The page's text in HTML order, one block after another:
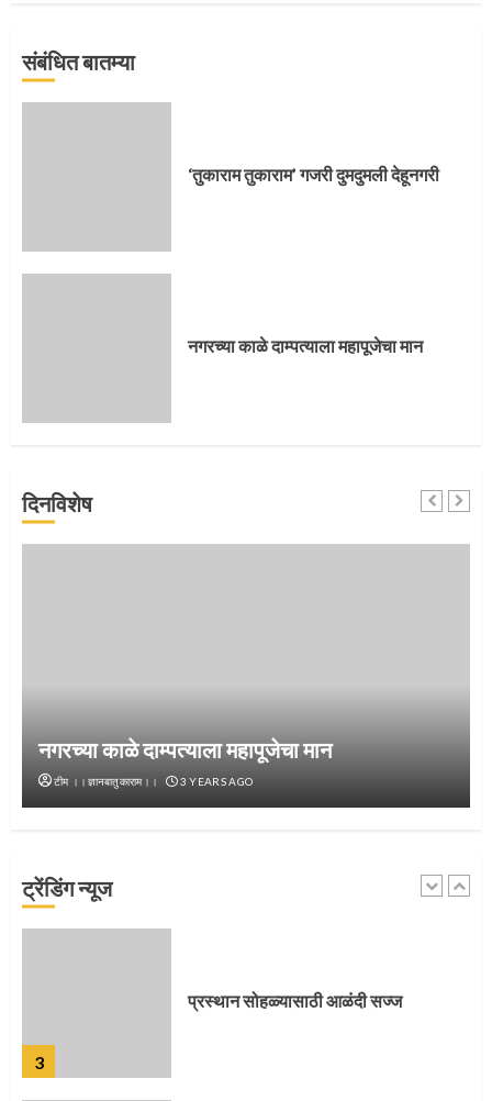
संबंधित बातम्या
‘तुकाराम तुकाराम’ गजरी दुमदुमली देहूनगरी
नगरच्या काळे दाम्पत्याला महापूजेचा मान
दिनविशेष
नगरच्या काळे दाम्पत्याला महापूजेचा मान
टीम ।।ज्ञानबातुकाराम।। 3 YEARS AGO
ट्रेंडिंग न्यूज
5
2
3
प्रस्थान सोहळ्यासाठी आळंदी सज्ज